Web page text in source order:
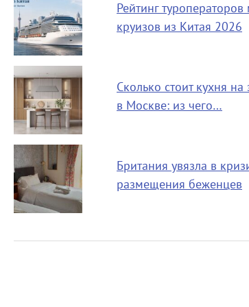
Рейтинг
круизов из Китая 2026
Сколько стоит кухня на
в Москве: из чего…
Британия увязла в
размещения беженцев